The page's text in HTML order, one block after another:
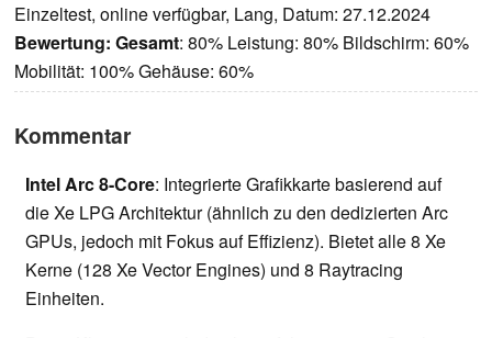
Einzeltest, online verfügbar, Lang, Datum: 27.12.2024
Bewertung: Gesamt: 80% Leistung: 80% Bildschirm: 60%
Mobilität: 100% Gehäuse: 60%
Kommentar
Intel Arc 8-Core: Integrierte Grafikkarte basierend auf
die Xe LPG Architektur (ähnlich zu den dedizierten Arc
GPUs, jedoch mit Fokus auf Effizienz). Bietet alle 8 Xe
Kerne (128 Xe Vector Engines) und 8 Raytracing
Einheiten.